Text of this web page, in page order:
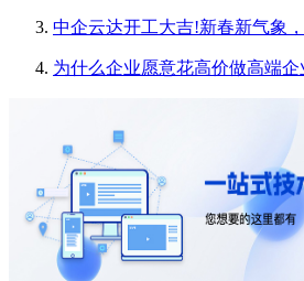
中企云达开工大吉!新春新气象
为什么企业愿意花高价做高端